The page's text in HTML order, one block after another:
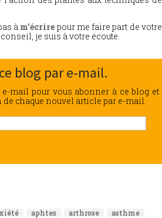
à m’écrire pour me faire part de votre
je suis à votre écoute.
blog par e-mail.
mail pour vous abonner à ce blog et
chaque nouvel article par e-mail.
aphtes arthrose
asthme